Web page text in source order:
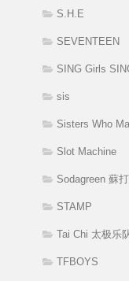
S.H.E
SEVENTEEN
SING Girls
sis
Sisters Who
Slot Machine
Sodagreen 蘇
STAMP
Tai Chi 太极乐
TFBOYS